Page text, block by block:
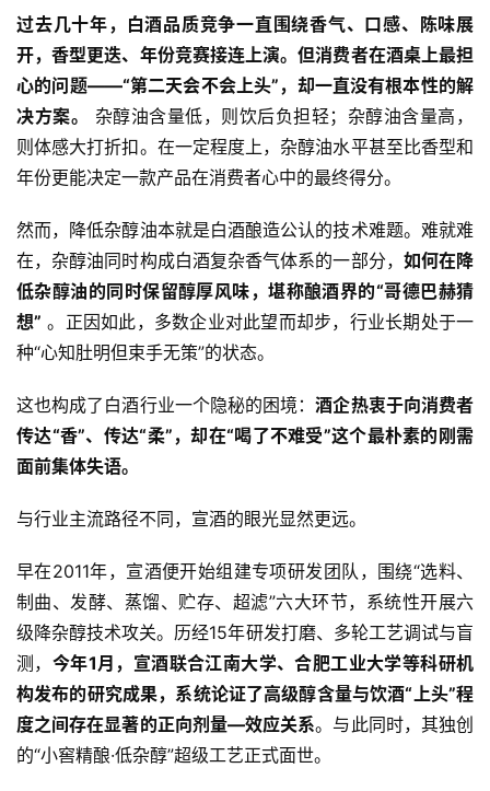
过去几十年，白酒品质竞争一直围绕香气、口感、陈味展
开，香型更迭、年份竞赛接连上演。但消费者在酒桌上最担
心的问题——“第二天会不会上头”，却一直没有根本性的解
决方案。
杂醇油含量低，则饮后负担轻；杂醇油含量高，
则体感大打折扣。在一定程度上，杂醇油水平甚至比香型和
年份更能决定一款产品在消费者心中的最终得分。
然而，降低杂醇油本就是白酒酿造公认的技术难题。难就难
在，杂醇油同时构成白酒复杂香气体系的一部分， 如何在降
低杂醇油的同时保留醇厚风味，堪称酿酒界的“哥德巴赫猜
想” 。正因如此，多数企业对此望而却步，行业长期处于一
种“心知肚明但束手无策”的状态。
这也构成了白酒行业一个隐秘的困境：酒企热衷于向消费者
传达“香”、传达“柔”，却在“喝了不难受”这个最朴素的刚需
面前集体失语。
与行业主流路径不同，宣酒的眼光显然更远。
早在2011年，宣酒便开始组建专项研发团队，围绕“选料、
制曲、发酵、蒸馏、贮存、超滤”六大环节，系统性开展六
级降杂醇技术攻关。历经15年研发打磨、多轮工艺调试与盲
测， 今年1月，宣酒联合江南大学、合肥工业大学等科研机
构发布的研究成果，系统论证了高级醇含量与饮酒“上头”程
度之间存在显著的正向剂量—效应关系。与此同时，其独创
的“小窖精酿·低杂醇”超级工艺正式面世。